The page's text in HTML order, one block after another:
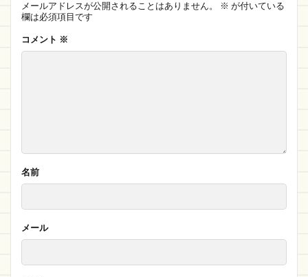
メールアドレスが公開されることはありません。 ※ が付いている
欄は必須項目です
コメント ※
名前
メール